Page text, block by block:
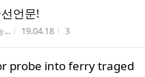
언문!
... 작성시간
19.04.18 조회수
3
probe into ferry traged